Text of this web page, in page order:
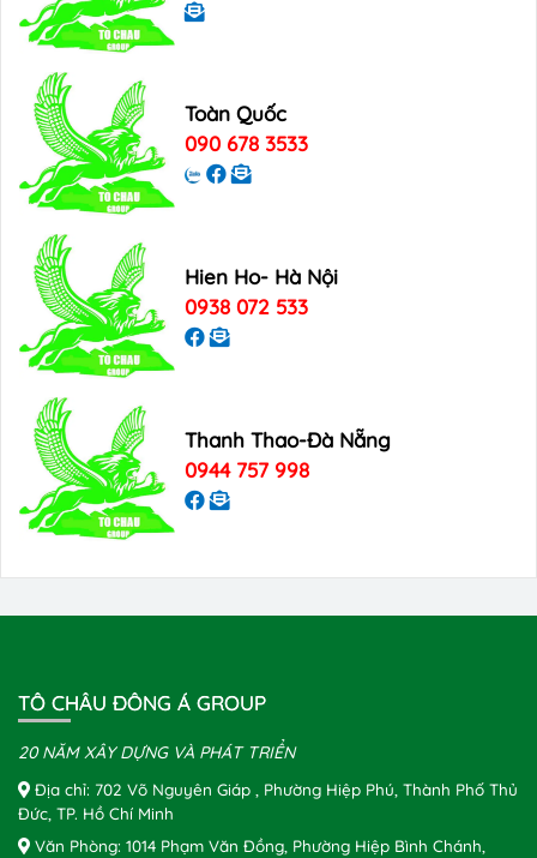
Toàn Quốc
090 678 3533
Hien Ho- Hà Nội
0938 072 533
Thanh Thao-Đà Nẵng
0944 757 998
TÔ CHÂU ĐÔNG Á GROUP
20 NĂM XÂY DỰNG VÀ PHÁT TRIỂN
Địa chỉ: 702 Võ Nguyên Giáp , Phường Hiệp Phú, Thành Phố Thủ
Đức, TP. Hồ Chí Minh
Văn Phòng: 1014 Phạm Văn Đồng, Phường Hiệp Bình Chánh,